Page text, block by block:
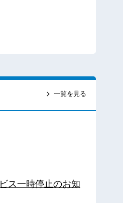
一覧を見る
ス一時停止のお知